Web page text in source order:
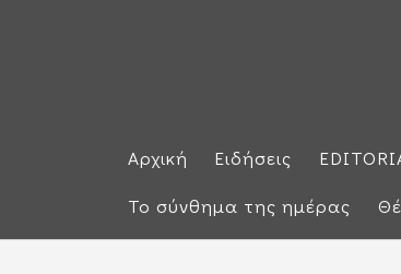
Αρχική Ειδήσεις
Το σύνθημα της ημέρας